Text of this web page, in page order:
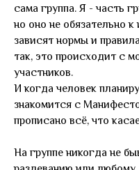
сама группа. Я - часть
но оно не обязательно
зависят нормы и
так, это происходит с
участников.
И когда человек
знакомится с
прописано всё, что
На группе никогда не